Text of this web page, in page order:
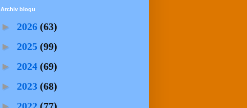
Archiv blogu
► 2026 (63)
► 2025 (99)
► 2024 (69)
► 2023 (68)